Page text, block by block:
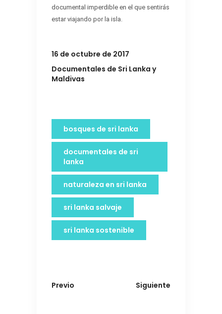
documental imperdible en el que sentirás
estar viajando por la isla.
16 de octubre de 2017
Documentales de Sri Lanka y
Maldivas
bosques de sri lanka
documentales de sri
lanka
naturaleza en sri lanka
sri lanka salvaje
sri lanka sostenible
Previo Siguiente